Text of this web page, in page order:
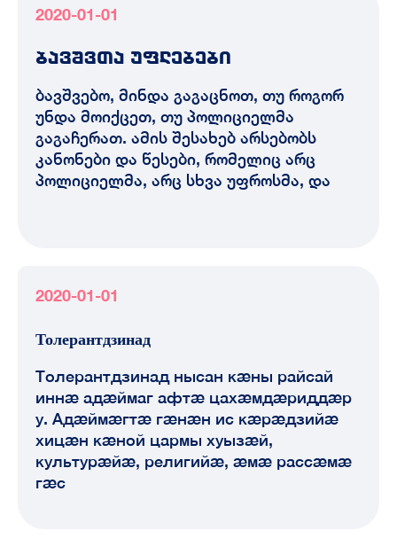
2020-01-01
ბავშვთა უფლებები
ბავშვებო, მინდა გაგაცნოთ, თუ როგორ
უნდა მოიქცეთ, თუ პოლიციელმა
გაგაჩერათ. ამის შესახებ არსებობს
კანონები და წესები, რომელიც არც
პოლიციელმა, არც სხვა უფროსმა, და
2020-01-01
Толерантдзинад
Толерантдзинад нысан кæны райсай
иннæ адæймаг афтæ цахæмдæриддæр
у. Адæймæгтæ гæнæн ис кæрæдзийæ
хицæн кæной цармы хуызæй,
культурæйæ, религийæ, æмæ рассæмæ
гæс